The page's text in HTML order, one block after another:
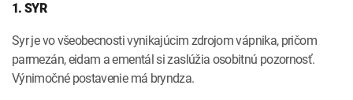
1. SYR
Syr je vo všeobecnosti vynikajúcim zdrojom vápnika, pričom
parmezán, eidam a ementál si zaslúžia osobitnú pozornosť.
Výnimočné postavenie má bryndza.